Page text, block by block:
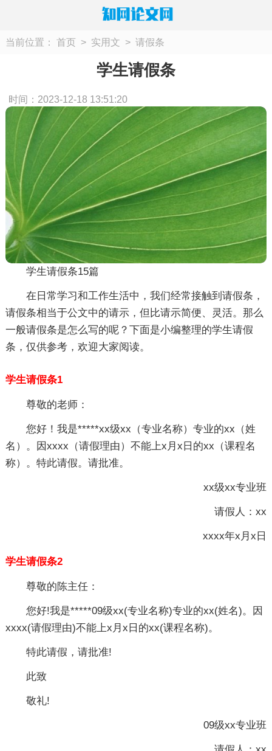
当前位置： 首页 > 实用文 > 请假条
学生请假条
时间：2023-12-18 13:51:20
学生请假条15篇
在日常学习和工作生活中，我们经常接触到请假条，
请假条相当于公文中的请示，但比请示简便、灵活。那么
一般请假条是怎么写的呢？下面是小编整理的学生请假
条，仅供参考，欢迎大家阅读。
学生请假条1
尊敬的老师：
您好！我是*****xx级xx（专业名称）专业的xx（姓
名）。因xxxx（请假理由）不能上x月x日的xx（课程名
称）。特此请假。请批准。
xx级xx专业班
请假人：xx
xxxx年x月x日
学生请假条2
尊敬的陈主任：
您好!我是*****09级xx(专业名称)专业的xx(姓名)。因
xxxx(请假理由)不能上x月x日的xx(课程名称)。
特此请假，请批准!
此致
敬礼!
09级xx专业班